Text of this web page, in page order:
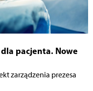
pacjenta. Nowe
zarządzenia prezesa